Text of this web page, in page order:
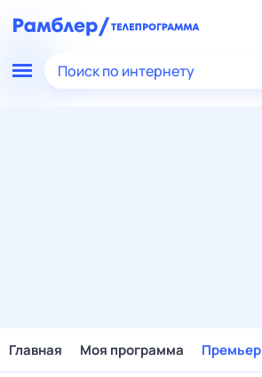
Поиск по интернету
Главная Моя программа